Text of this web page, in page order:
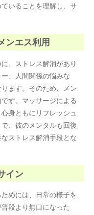
いることを理解し、サ
ンエス利用
、ストレス解消があり
、人間関係の悩みな
ます。そのため、メン
す。マッサージによる
身ともにリフレッシュ
、彼のメンタルも回復
ストレス解消手段とな
イン
めには、日常の様子を
段より無口になった